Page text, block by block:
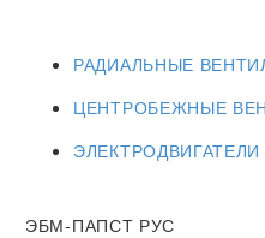
РАДИАЛЬНЫЕ
ЦЕНТРОБЕЖНЫЕ
ЭБМ-ПАПСТ РУС